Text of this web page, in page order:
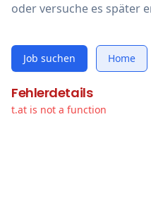
oder versuche es später
Job suchen Home
Fehlerdetails
t.at is not a function